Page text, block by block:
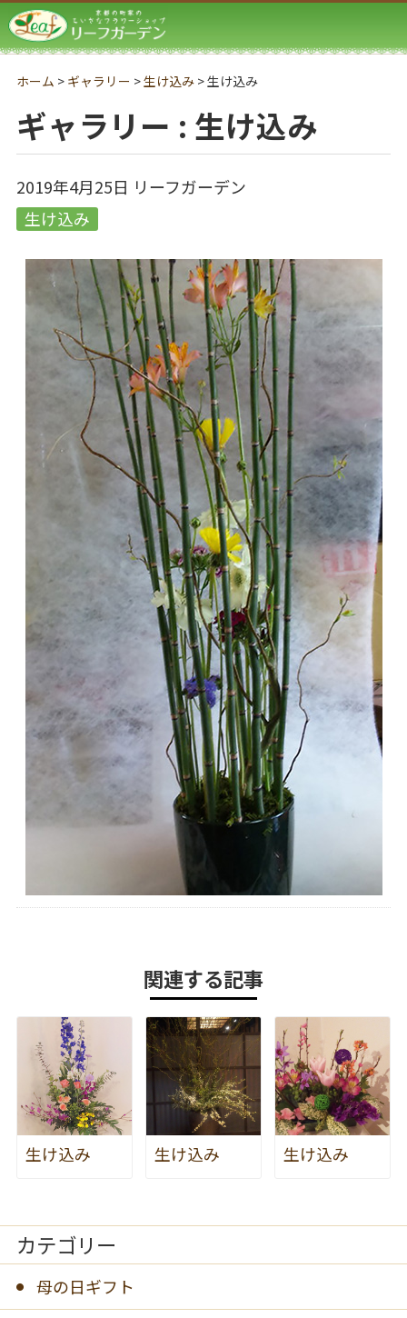
リーフガーデン
ホーム > ギャラリー >生け込み>生け込み
ギャラリー : 生け込み
2019年4月25日 リーフガーデン
生け込み
関連する記事
生け込み 生け込み 生け込み
カテゴリー
母の日ギフト